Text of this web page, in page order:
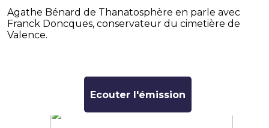
Agathe Bénard de Thanatosphère en parle avec
Franck Doncques, conservateur du cimetière de
Valence.
Ecouter l'émission